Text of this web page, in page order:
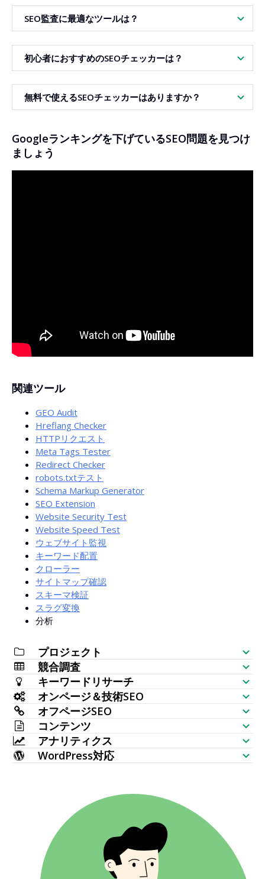
出し、canonical、robots.txt、favicon、HTML構造、
Schema.org、Open Graph、サイトパフォーマンス、アナリ
ティクス、アクセシビリティ、セキュリティなど主な技術・
オンページ・品質要素を確認します。Pro版では、さらに高
度なチェックポイントやコンテンツ監査・UX・コンバージ
ョン最適化もオンにでき、より包括的なサイト状態が明らか
になります。
SEO監査とは、サイトの検索エンジンでの表示に影響する技
術的・コンテンツ的な要素を分析するプロセスです。インデ
ックス、canonical、robots.txt、HTTPステータス、ページ
レンダリングなどの技術要素や、タイトル・説明・見出し・
テキスト量・構造化データなど、幅広い項目をカバーしま
す。監査の目的は、問題点や具体的改善策を明示し、順位・
オーガニック流入・サイト品質の向上を支援することです。
SEO監査に最適なツールは？
適切な選択は、単一ページだけを素早くチェックしたいの
か、サイト全体を分析したいかによります。DiagnoSEO
SEO Audit Toolは、個別URLの簡易分析に最適で、SEOスコ
アやエラー・アラート・プレビュー・技術的課題・推奨事項
の表示ができます。Pro版なら、さらに多くのチェックポイ
ントや追加分析、AIを活用した修正指示も利用可能です。も
Website Auditの方がより多くのサブページの問題をまとめ
て発見できます。
初心者におすすめのSEOチェッカーは？
初心者には、問題点だけでなく「何をどう直すべきか」が分
かりやすくガイドされるツールが最適です。DiagnoSEO
SEO Audit Toolは分かりやすいスコア表示と、問題の分類
技術データを逐一調べなくても、迷わずステップごとにサイ
ト改善が進められます。
無料で使えるSEOチェッカーはありますか？
的なSEO監査や主要項目チェックが可能です。まずはサイト
の簡単な診断と、主要なエラーの特定・URLごとの状態評価
Googleランキングを下げているSEO問題を見つけ
ましょう
関連ツール
GEO Audit
Hreflang Checker
HTTPリクエスト
Meta Tags Tester
Redirect Checker
robots.txtテスト
Schema Markup Generator
SEO Extension
Website Security Test
Website Speed Test
ウェブサイト監視
キーワード配置
クローラー
サイトマップ確認
スキーマ検証
スラグ変換
分析
プロジェクト
SEOチェックリスト
競合調査
ウェブサイト可視性チェッカー
SERPアナライザー
キーワードリサーチ
キーワード生成
大量検索ボリュームチェッカー
キーワードアイデア（ライブデータ）
関連キーワード
オンページ＆技術SEO
SEO監査
キーワード配置
HTTPリクエスト
ウェブサイトクローラー
オフページSEO
バックリンクチェッカー
最もリンクされたページ
失われたバックリンク
リンク切れバックリンク
アンカーテキスト分布
コンテンツ
AI記事生成
AI記事リライト
パラフレーズ
アナリティクス
キーワード順位チェック
SERPチェッカー
WordPress対応
マルチワードプレステーマ